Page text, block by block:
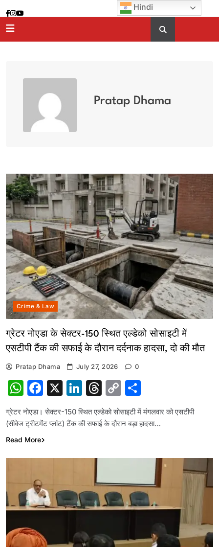
to
content
Pratap Dhama
Crime & Law
ग्रेटर नोएडा के सेक्टर-150 स्थित एल्डेको सोसाइटी में
एसटीपी टैंक की सफाई के दौरान दर्दनाक हादसा, दो की मौत
Pratap Dhama July 27, 2026 0
WhatsApp
Facebook
X LinkedIn
Threads
Copy
Link
ग्रेटर नोएडा। सेक्टर-150 स्थित एल्डेको सोसाइटी में मंगलवार को एसटीपी
(सीवेज ट्रीटमेंट प्लांट) टैंक की सफाई के दौरान बड़ा हादसा…
Read More
Hindi